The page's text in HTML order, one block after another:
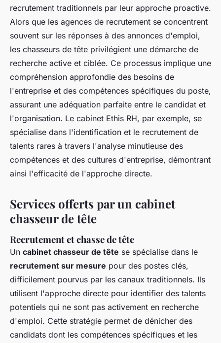
recrutement traditionnels par leur approche proactive.
Alors que les agences de recrutement se concentrent
souvent sur les réponses à des annonces d'emploi,
les chasseurs de tête privilégient une démarche de
recherche active et ciblée. Ce processus implique une
compréhension approfondie des besoins de
l'entreprise et des compétences spécifiques du poste,
assurant une adéquation parfaite entre le candidat et
l'organisation. Le cabinet Ethis RH, par exemple, se
spécialise dans l'identification et le recrutement de
talents rares à travers l'analyse minutieuse des
compétences et des cultures d'entreprise, démontrant
ainsi l'efficacité de l'approche directe.
Services offerts par un cabinet
chasseur de tête
Recrutement et chasse de tête
Un cabinet chasseur de tête se spécialise dans le
recrutement sur mesure pour des postes clés,
difficilement pourvus par les canaux traditionnels. Ils
utilisent l'approche directe pour identifier des talents
potentiels qui ne sont pas activement en recherche
d'emploi. Cette stratégie permet de dénicher des
candidats dont les compétences spécifiques et les